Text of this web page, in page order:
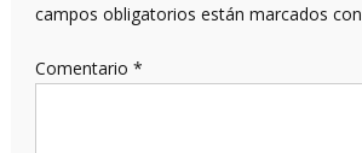
campos obligatorios están marcados con
Comentario *